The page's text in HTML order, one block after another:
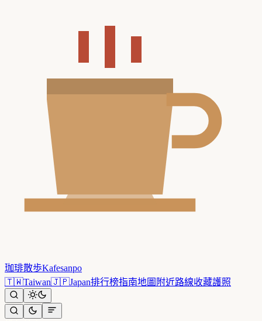
珈琲散歩Kafesanpo
🇹🇼Taiwan🇯🇵Japan排行榜指南地圖 附近路線收藏護照